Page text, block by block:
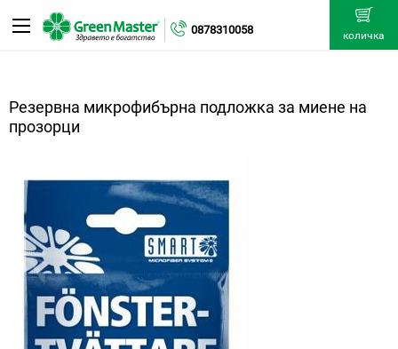
0878310058 количка
Резервна микрофибърна подложка за миене на
прозорци